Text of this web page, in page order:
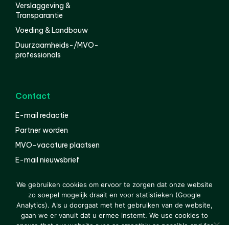
Verslaggeving &
Transparantie
Voeding & Landbouw
Duurzaamheids-/MVO-
professionals
Contact
E-mail redactie
Partner worden
MVO-vacature plaatsen
E-mail nieuwsbrief
© 2000-2026 Van der Molen EIS Colofon
Disclaimer
We gebruiken cookies om ervoor te zorgen dat onze website
zo soepel mogelijk draait en voor statistieken (Google
Analytics). Als u doorgaat met het gebruiken van de website,
gaan we er vanuit dat u ermee instemt. We use cookies to